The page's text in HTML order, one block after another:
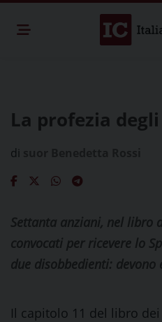
La profezia
di
Settanta anziani, nel libro
convocati per ricevere lo
due disobbedienti: devono
Il capitolo 11 del libro